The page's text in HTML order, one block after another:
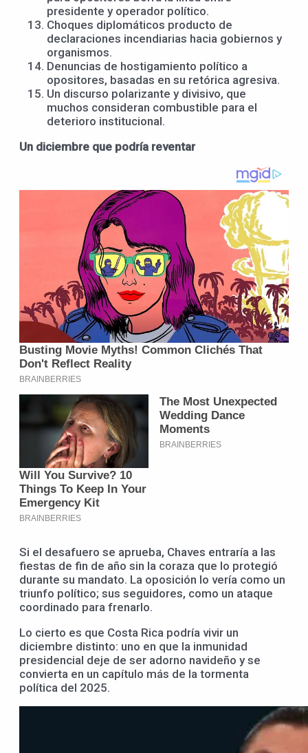
presidente y operador político.
Choques diplomáticos producto de
declaraciones incendiarias hacia gobiernos y
organismos.
Denuncias de hostigamiento político a
opositores, basadas en su retórica agresiva.
Un discurso polarizante y divisivo, que
muchos consideran combustible para el
deterioro institucional.
Un diciembre que podría reventar
Si el desafuero se aprueba, Chaves entraría a las
fiestas de fin de año sin la coraza que lo protegió
durante su mandato. La oposición lo vería como un
triunfo político; sus seguidores, como un ataque
coordinado para frenarlo.
Lo cierto es que Costa Rica podría vivir un
diciembre distinto: uno en que la inmunidad
presidencial deje de ser adorno navideño y se
convierta en un capítulo más de la tormenta
política del 2025.